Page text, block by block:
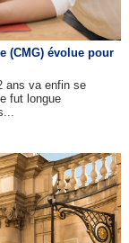
(CMG) évolue pour
ans va enfin se
fut longue